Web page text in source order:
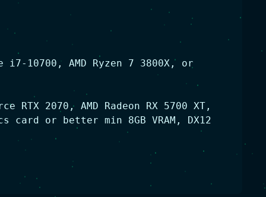
10700, AMD Ryzen 7 3800X, or
RTX 2070, AMD Radeon RX 5700 XT,
card or better min 8GB VRAM, DX12